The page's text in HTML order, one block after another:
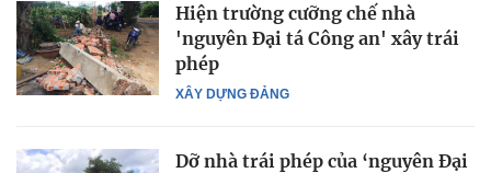
XÂY DỰNG ĐẢNG
Hiện trường cưỡng chế nhà
'nguyên Đại tá Công an' xây trái
phép
Dỡ nhà trái phép của ‘nguyên Đại